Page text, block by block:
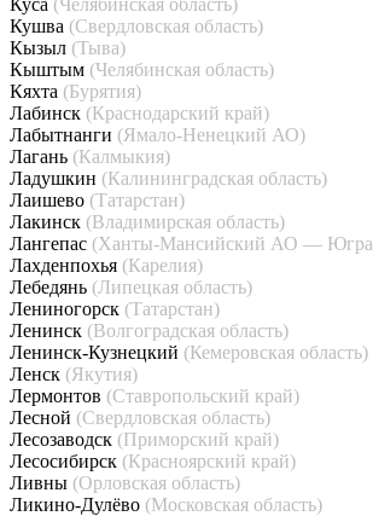
Куса (Челябинская область)
Кушва (Свердловская область)
Кызыл (Тыва)
Кыштым (Челябинская область)
Кяхта (Бурятия)
Лабинск (Краснодарский край)
Лабытнанги (Ямало-Ненецкий АО)
Лагань (Калмыкия)
Ладушкин (Калининградская область)
Лаишево (Татарстан)
Лакинск (Владимирская область)
Лангепас (Ханты-Мансийский АО —
Лахденпохья (Карелия)
Лебедянь (Липецкая область)
Лениногорск (Татарстан)
Ленинск (Волгоградская область)
Ленинск-Кузнецкий (Кемеровская область)
Ленск (Якутия)
Лермонтов (Ставропольский край)
Лесной (Свердловская область)
Лесозаводск (Приморский край)
Лесосибирск (Красноярский край)
Ливны (Орловская область)
Ликино-Дулёво (Московская область)